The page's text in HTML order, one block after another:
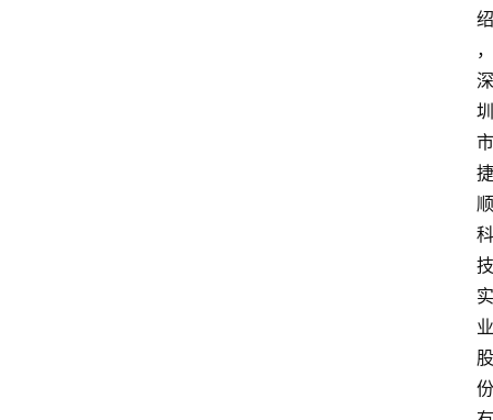
绍
，
深
圳
市
捷
顺
科
技
实
业
股
份